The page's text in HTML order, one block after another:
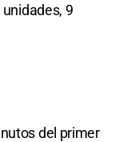
unidades, 9
del primer